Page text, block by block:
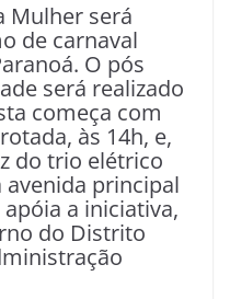
Mulher será
de carnaval
O pós
será realizado
começa com
às 14h, e,
do trio elétrico
principal
a iniciativa,
do Distrito